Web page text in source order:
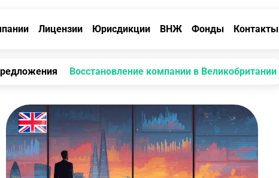
Лицензии Юрисдикции ВНЖ Фонды Контакты
Восстановление компании в Великобритании